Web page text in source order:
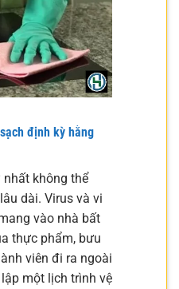
định kỳ hằng
nhất không thể
dài. Virus và vi
vào nhà bất
thực phẩm, bưu
viên đi ra ngoài
một lịch trình vệ